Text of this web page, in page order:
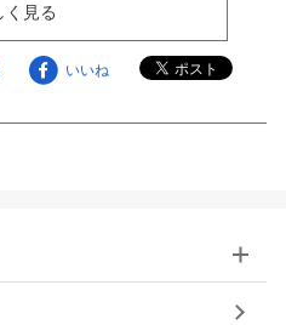
く見る
いいね